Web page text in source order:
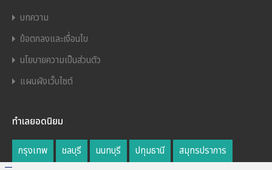
บทความ
ข้อตกลงและเงื่อนไข
นโยบายความเป็นส่วนตัว
แผนผังเว็บไซต์
ทำเลยอดนิยม
กรุงเทพ ชลบุรี นนทบุรี ปทุมธานี สมุทรปราการ